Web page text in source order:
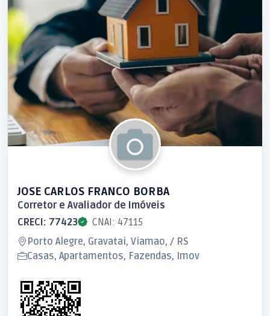
JOSE CARLOS FRANCO BORBA
Corretor e Avaliador de Imóveis
CRECI: 77423
CNAI: 47115
Porto Alegre, Gravatai, Viamao, / RS
Casas, Apartamentos, Fazendas, Imov